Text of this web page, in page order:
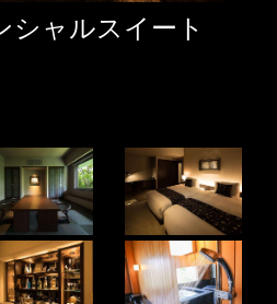
シャルスイート